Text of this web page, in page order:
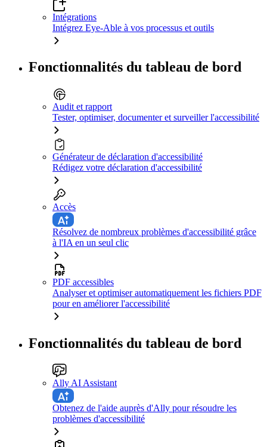
Intégrations
Intégrez Eye-Able à vos processus et outils
Fonctionnalités du tableau de bord
Audit et rapport
Tester, optimiser, documenter et surveiller l'accessibilité
Générateur de déclaration d'accessibilité
Rédigez votre déclaration d'accessibilité
Accès
Résolvez de nombreux problèmes d'accessibilité grâce
à l'IA en un seul clic
PDF accessibles
Analyser et optimiser automatiquement les fichiers PDF
pour en améliorer l'accessibilité
Fonctionnalités du tableau de bord
Ally AI Assistant
Obtenez de l'aide auprès d'Ally pour résoudre les
problèmes d'accessibilité